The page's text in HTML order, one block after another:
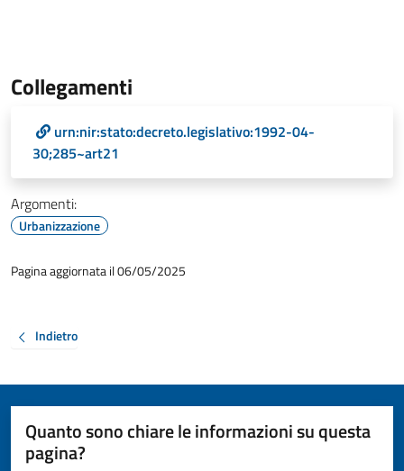
Collegamenti
urn:nir:stato:decreto.legislativo:1992-04-
30;285~art21
Argomenti:
Urbanizzazione
Pagina aggiornata il 06/05/2025
Indietro
Quanto sono chiare le informazioni su questa
pagina?